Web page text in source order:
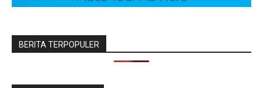
BERITA TERPOPULER